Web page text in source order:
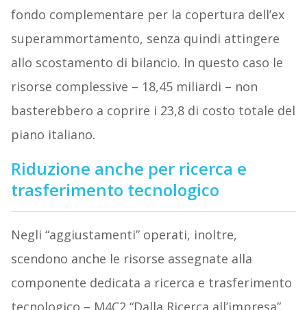
fondo complementare per la copertura dell’ex
superammortamento, senza quindi attingere
allo scostamento di bilancio. In questo caso le
risorse complessive – 18,45 miliardi – non
basterebbero a coprire i 23,8 di costo totale del
piano italiano.
Riduzione anche per ricerca e
trasferimento tecnologico
Negli “aggiustamenti” operati, inoltre,
scendono anche le risorse assegnate alla
componente dedicata a ricerca e trasferimento